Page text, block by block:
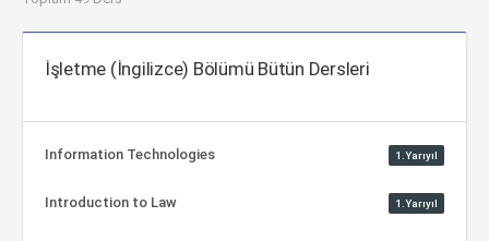
İşletme (İngilizce) Bölümü Bütün Dersleri
Information Technologies 1.Yarıyıl
Introduction to Law 1.Yarıyıl